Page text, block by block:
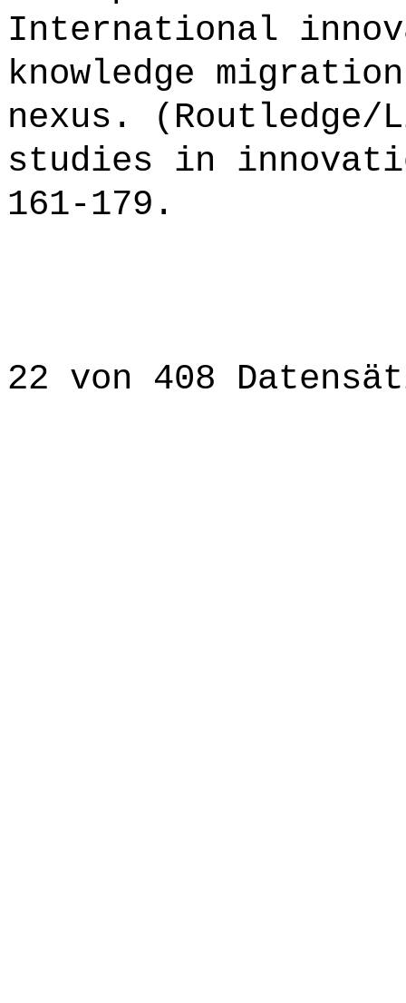
International
knowledge
nexus.
studies in
161-179.
22 von 408